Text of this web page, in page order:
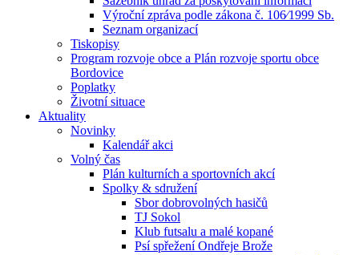
Výroční zpráva podle zákona č. 106⁄1999 Sb.
Seznam organizací
Tiskopisy
Program rozvoje obce a Plán rozvoje sportu obce
Bordovice
Poplatky
Životní situace
Aktuality
Novinky
Kalendář akci
Volný čas
Plán kulturních a sportovních akcí
Spolky & sdružení
Sbor dobrovolných hasičů
TJ Sokol
Klub futsalu a malé kopané
Psí spřežení Ondřeje Brože